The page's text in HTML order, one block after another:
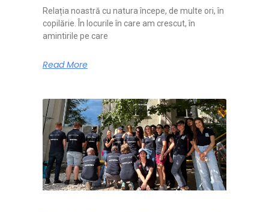
Relația noastră cu natura începe, de multe ori, în
copilărie. În locurile în care am crescut, în
amintirile pe care
Read More